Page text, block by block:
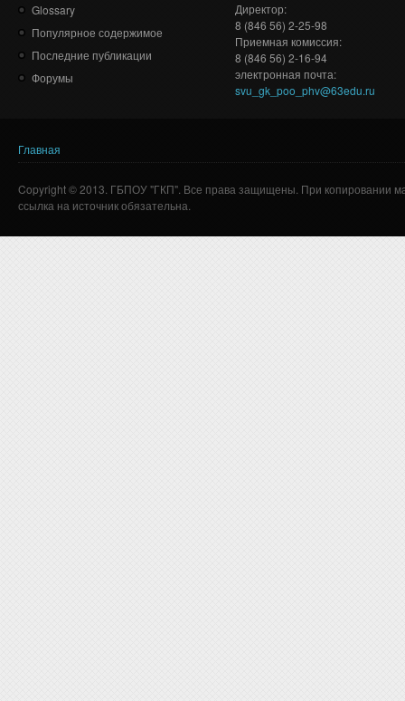
Glossary
Популярное содержимое
Последние публикации
Форумы
Директор:
8 (846 56) 2-25-98
Приемная комиссия:
8 (846 56) 2-16-94
электронная почта:
svu_gk_poo_phv@63edu.ru
Вы здесь
Главная
Copyright © 2013. ГБПОУ "ГКП". Все права защищены. При копировании
ссылка на источник обязательна.